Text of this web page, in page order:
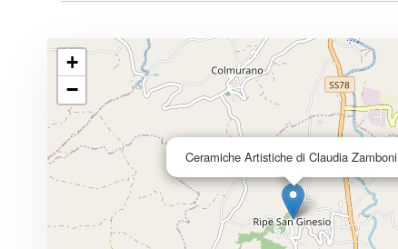
Ceramiche Artistiche di Claudia Zamboni
+
−